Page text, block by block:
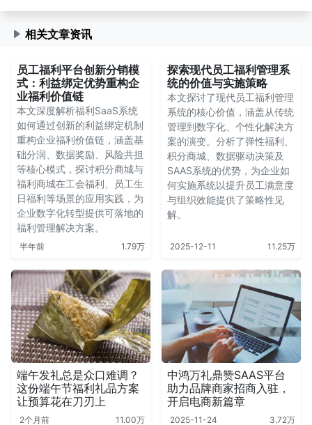
相关文章资讯
员工福利平台创新分销模
式：利益绑定优势重构企
业福利价值链
本文深度解析福利SaaS系统
如何通过创新的利益绑定机制
重构企业福利价值链，涵盖基
础分润、数据奖励、风险共担
等核心模式，探讨积分商城与
福利商城在工会福利、员工生
日福利等场景的应用实践，为
企业数字化转型提供可落地的
福利管理解决方案。
半年前 1.79万
探索现代员工福利管理系
统的价值与实施策略
本文探讨了现代员工福利管理
系统的核心价值，涵盖从传统
管理到数字化、个性化解决方
案的演变。分析了弹性福利、
积分商城、数据驱动决策及
SAAS系统的优势，为企业如
何实施系统以提升员工满意度
与组织效能提供了策略性见
解。
2025-12-11 11.25万
端午发礼总是众口难调？
这份端午节福利礼品方案
让预算花在刀刃上
2个月前 11.00万
中鸿万礼鼎赞SAAS平台
助力品牌商家招商入驻，
开启电商新篇章
2025-11-24 3.72万